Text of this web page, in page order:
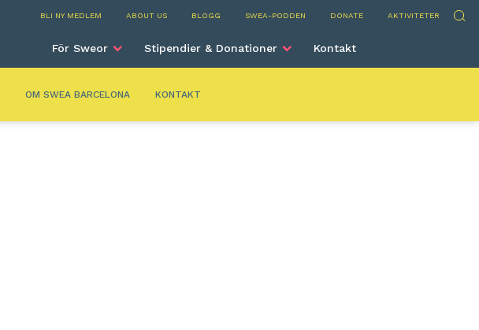
BLI NY MEDLEM ABOUT US BLOGG SWEA-PODDEN DONATE AKTIVITETER Sök
Barcelona
För Sweor Stipendier & Donationer Kontakt
OM SWEA BARCELONA KONTAKT